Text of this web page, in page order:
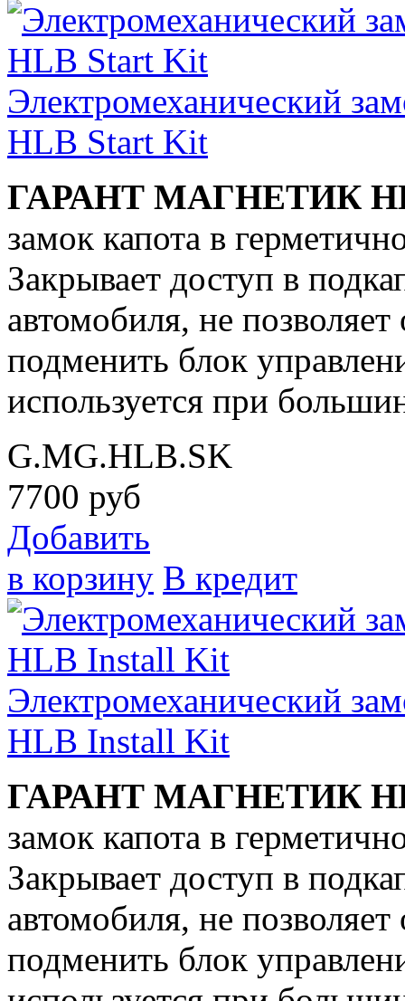
Электромеханический
HLB Start Kit
ГАРАНТ МАГНЕТИК
замок капота в
Закрывает доступ в
автомобиля, не
подменить блок
используется при
G.MG.HLB.SK
7700 руб
Добавить
в корзину В кредит
Электромеханический
HLB Install Kit
ГАРАНТ МАГНЕТИК
замок капота в
Закрывает доступ в
автомобиля, не
подменить блок